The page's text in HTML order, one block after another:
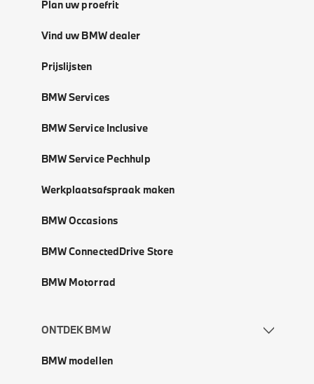
Plan uw proefrit
Vind uw BMW dealer
Prijslijsten
BMW Services
BMW Service Inclusive
BMW Service Pechhulp
Werkplaatsafspraak maken
BMW Occasions
BMW ConnectedDrive Store
BMW Motorrad
ONTDEK BMW
BMW modellen